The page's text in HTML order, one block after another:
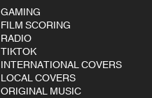
ORIGINAL MUSIC
LOCAL COVERS
INTERNATIONAL COVERS
TIKTOK
RADIO
FILM SCORING
GAMING